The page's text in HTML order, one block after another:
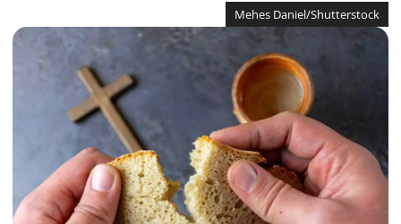
Mehes Daniel/Shutterstock